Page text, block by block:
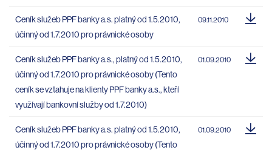
Ceník služeb PPF banky a.s. platný od 1.5.2010,
účinný od 1.7.2010 pro právnické osoby
09.11.2010
Ceník služeb PPF banky a.s., platný od 1.5.2010,
účinný od 1.7.2010 pro právnické osoby (Tento
ceník se vztahuje na klienty PPF banky a.s., kteří
využívají bankovní služby od 1.7.2010)
01.09.2010
Ceník služeb PPF banky a.s. platný od 1.5.2010,
účinný od 1.7.2010 pro právnické osoby (Tento
01.09.2010